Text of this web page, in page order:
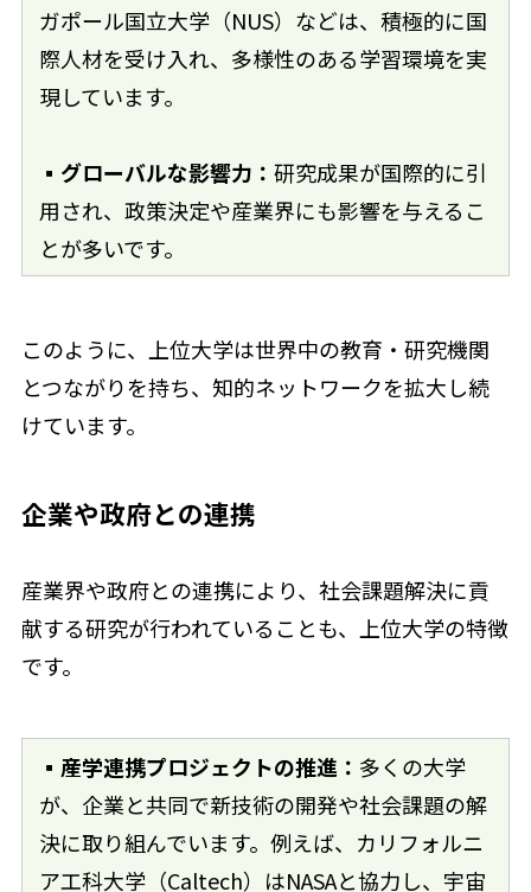
ガポール国立大学（NUS）などは、積極的に国
際人材を受け入れ、多様性のある学習環境を実
現しています。
▪グローバルな影響力：研究成果が国際的に引
用され、政策決定や産業界にも影響を与えるこ
とが多いです。
このように、上位大学は世界中の教育・研究機関
とつながりを持ち、知的ネットワークを拡大し続
けています。
企業や政府との連携
産業界や政府との連携により、社会課題解決に貢
献する研究が行われていることも、上位大学の特徴
です。
▪ 産学連携プロジェクトの推進： 多くの大学
が、企業と共同で新技術の開発や社会課題の解
決に取り組んでいます。例えば、カリフォルニ
ア工科大学（Caltech）はNASAと協力し、宇宙